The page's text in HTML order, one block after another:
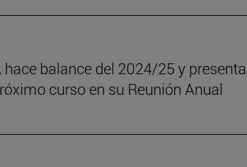
balance del 2024/25 y
curso en su Reunión Anual